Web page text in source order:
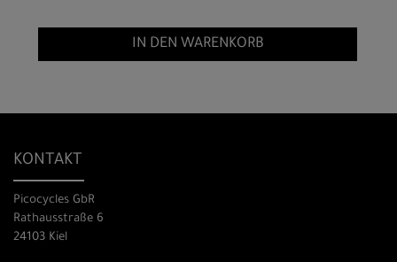
IN DEN WARENKORB
KONTAKT
Picocycles GbR
Rathausstraße 6
24103 Kiel